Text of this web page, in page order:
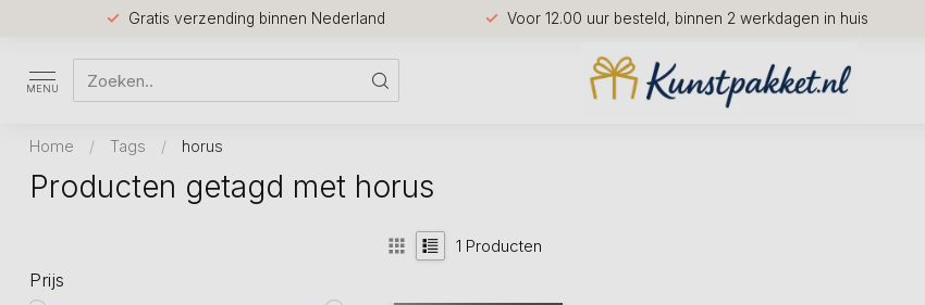
Gratis verzending binnen Nederland Voor 12.00 uur besteld, binnen 2 werkdagen in huis
MENU
Home / Tags / horus
Producten getagd met horus
Prijs
1 Producten